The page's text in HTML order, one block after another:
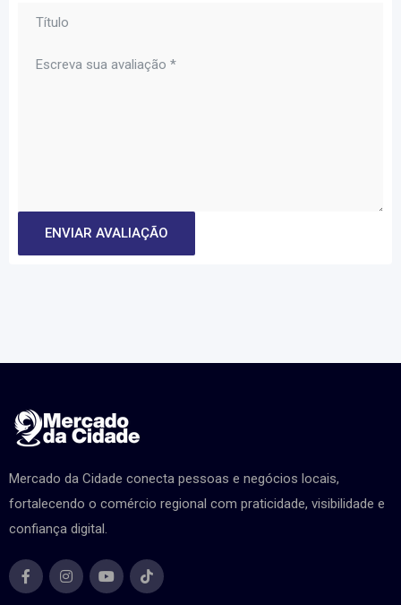
Mercado da Cidade conecta pessoas e negócios locais,
fortalecendo o comércio regional com praticidade, visibilidade e
confiança digital.